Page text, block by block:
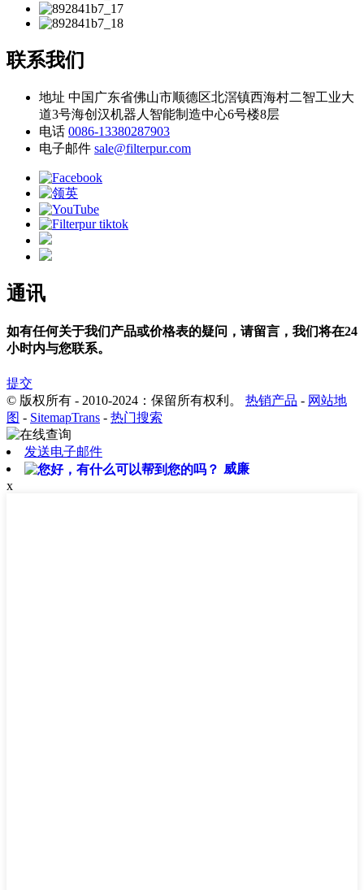
联系我们
地址 中国广东省佛山市顺德区北滘镇西海村二智工业大
道3号海创汉机器人智能制造中心6号楼8层
电话 0086-13380287903
电子邮件 sale@filterpur.com
通讯
如有任何关于我们产品或价格表的疑问，请留言，我们将在24
小时内与您联系。
提交
© 版权所有 - 2010-2024：保留所有权利。 热销产品 - 网站地
图 - SitemapTrans - 热门搜索
发送电子邮件
威廉
x